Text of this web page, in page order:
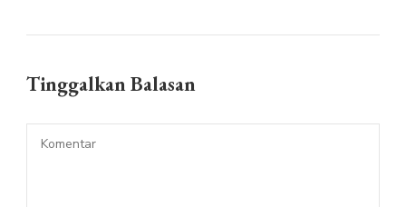
Tinggalkan Balasan